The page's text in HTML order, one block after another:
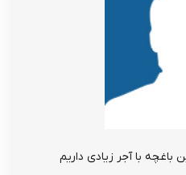
باغچه با آجر زیادی داریم